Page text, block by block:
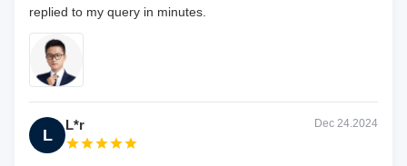
replied to my query in minutes.
L
L*r Dec 24.2024